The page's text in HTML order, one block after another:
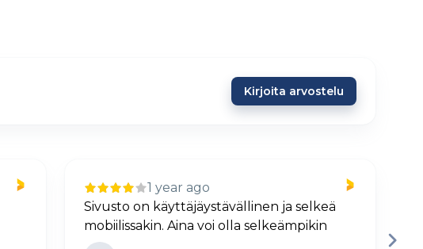
Kirjoita arvostelu
1 year ago
Sivusto on käyttäjäystävällinen ja selkeä
mobiilissakin. Aina voi olla selkeämpikin